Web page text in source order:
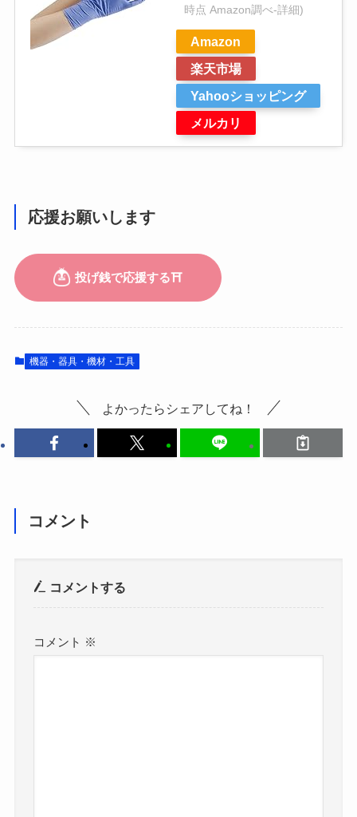
時点 Amazon調べ-詳細)
Amazon
楽天市場
Yahooショッピング
メルカリ
応援お願いします
機器・器具・機材・工具
よかったらシェアしてね！
コメント
コメントする
コメント ※